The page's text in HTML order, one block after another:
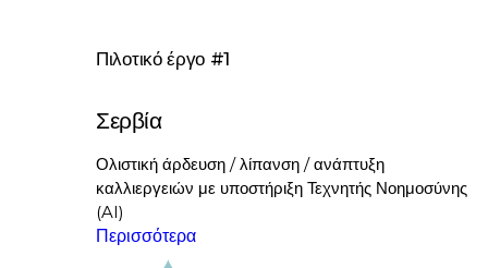
Πιλοτικό έργο #1
Σερβία
Ολιστική άρδευση / λίπανση / ανάπτυξη
καλλιεργειών με υποστήριξη Τεχνητής Νοημοσύνης
(AI)
Περισσότερα